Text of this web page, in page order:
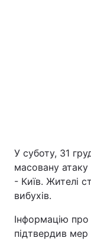
У суботу, 31
масовану атаку
- Київ. Жителі
вибухів.
Інформацію
підтвердив мер